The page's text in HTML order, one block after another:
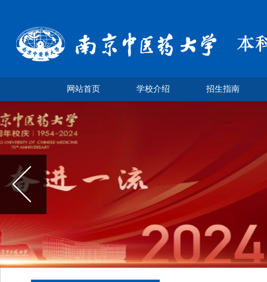
网站首页 学校介绍 招生指南